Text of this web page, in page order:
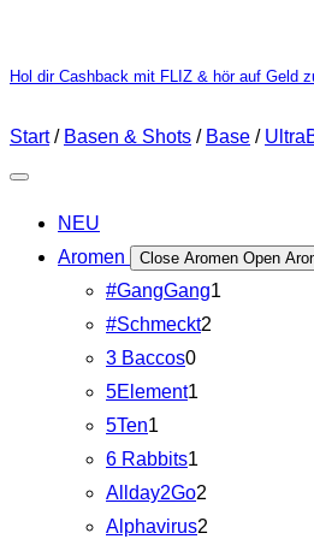
Hol dir Cashback mit FLIZ & hör auf Geld
Start/ Basen & Shots / Base /
NEU
Aromen
Close Aromen Open
#GangGang1
#Schmeckt2
3 Baccos0
5Element1
5Ten1
6 Rabbits1
Allday2Go2
Alphavirus2